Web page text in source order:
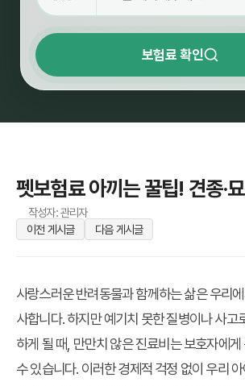
보험료 확인
펫보험료 아끼는 꿀팁! 견종·
작성자: 관리자
이전 게시글
다음 게시글
사랑스러운 반려동물과 함께하는 삶은 우리
사합니다. 하지만 예기치 못한 질병이나 사고
하게 될 때, 만만치 않은 진료비는 보호자에
수 있습니다. 이러한 경제적 걱정 없이 우리